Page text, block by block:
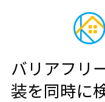
バリアフリ
装を同時に